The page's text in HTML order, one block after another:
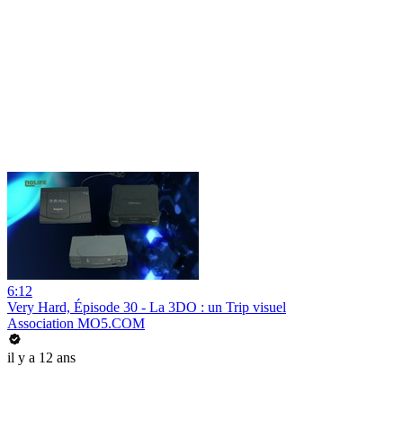
6:12
Very Hard, Épisode 30 - La 3DO : un Trip visuel
Association MO5.COM
il y a 12 ans